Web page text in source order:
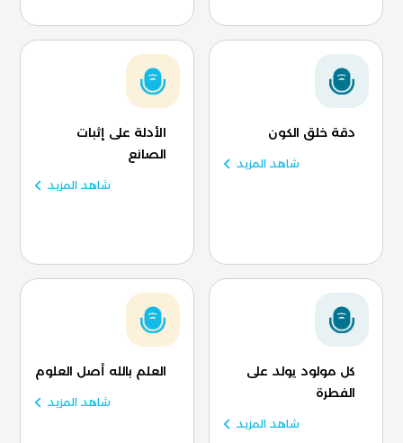
دقة خلق الكون
شاهد المزيد
الأدلة على إثبات
الصانع
شاهد المزيد
كل مولود يولد على
الفطرة
شاهد المزيد
العلم بالله أصل العلوم
شاهد المزيد